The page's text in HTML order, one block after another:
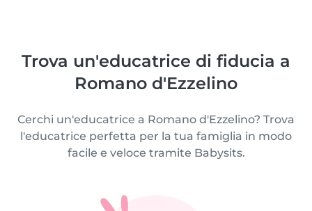
Trova un'educatrice di fiducia a
Romano d'Ezzelino
Cerchi un'educatrice a Romano d'Ezzelino? Trova
l'educatrice perfetta per la tua famiglia in modo
facile e veloce tramite Babysits.